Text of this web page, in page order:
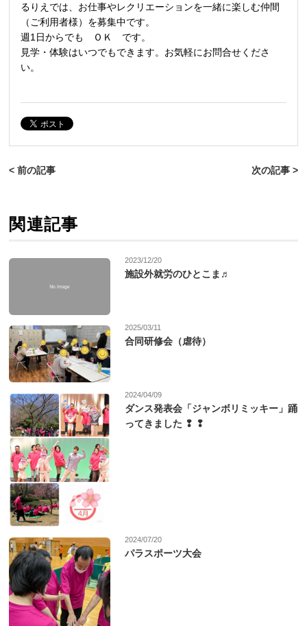
るりえでは、お仕事やレクリエーションを一緒に楽しむ仲間
（ご利用者様）を募集中です。
週1日からでも ＯＫ です。
見学・体験はいつでもできます。お気軽にお問合せくださ
い。
< 前の記事 次の記事 >
関連記事
2023/12/20
施設外就労のひとこま♬
2025/03/11
合同研修会（虐待）
2024/04/09
ダンス発表会「ジャンボリミッキー」踊
ってきました ❢ ❢
2024/07/20
パラスポーツ大会